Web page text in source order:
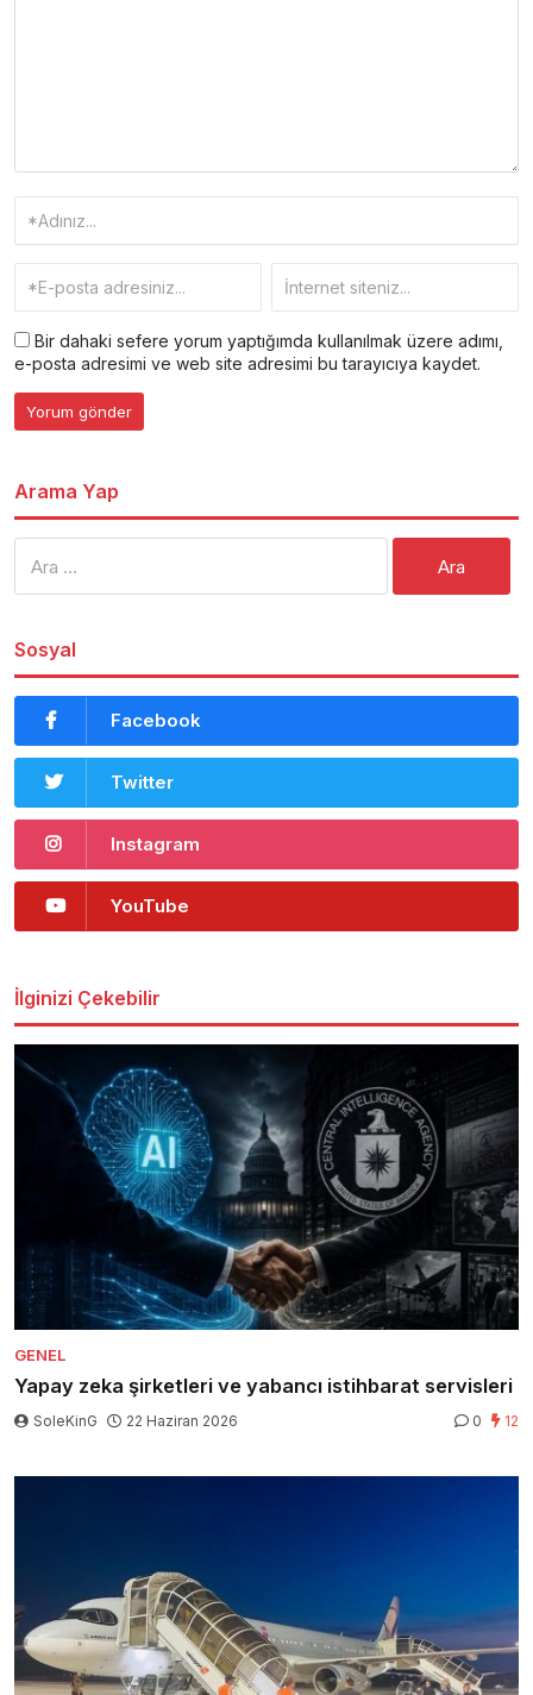
Bir dahaki sefere yorum yaptığımda kullanılmak üzere adımı,
e-posta adresimi ve web site adresimi bu tarayıcıya kaydet.
Arama Yap
Sosyal
Facebook
Twitter
Instagram
YouTube
İlginizi Çekebilir
GENEL
Yapay zeka şirketleri ve yabancı istihbarat servisleri
SoleKinG 22 Haziran 2026 0 12